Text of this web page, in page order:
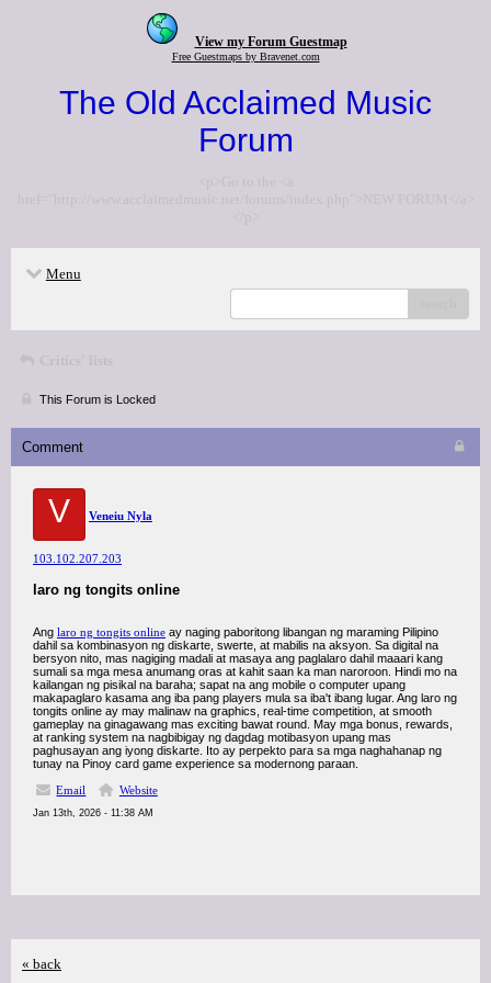
View my Forum Guestmap
Free Guestmaps by Bravenet.com
The Old Acclaimed Music
Forum
<p>Go to the <a
href="http://www.acclaimedmusic.net/forums/index.php">NEW FORUM</a>
</p>
Menu
Critics' lists
This Forum is Locked
Comment
V Veneiu Nyla
103.102.207.203
laro ng tongits online
Ang laro ng tongits online ay naging paboritong libangan ng maraming Pilipino
dahil sa kombinasyon ng diskarte, swerte, at mabilis na aksyon. Sa digital na
bersyon nito, mas nagiging madali at masaya ang paglalaro dahil maaari kang
sumali sa mga mesa anumang oras at kahit saan ka man naroroon. Hindi mo na
kailangan ng pisikal na baraha; sapat na ang mobile o computer upang
makapaglaro kasama ang iba pang players mula sa iba't ibang lugar. Ang laro ng
tongits online ay may malinaw na graphics, real-time competition, at smooth
gameplay na ginagawang mas exciting bawat round. May mga bonus, rewards,
at ranking system na nagbibigay ng dagdag motibasyon upang mas
paghusayan ang iyong diskarte. Ito ay perpekto para sa mga naghahanap ng
tunay na Pinoy card game experience sa modernong paraan.
Email
Website
Jan 13th, 2026 - 11:38 AM
« back